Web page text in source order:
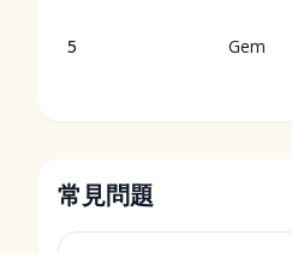
5 Gem
常見問題